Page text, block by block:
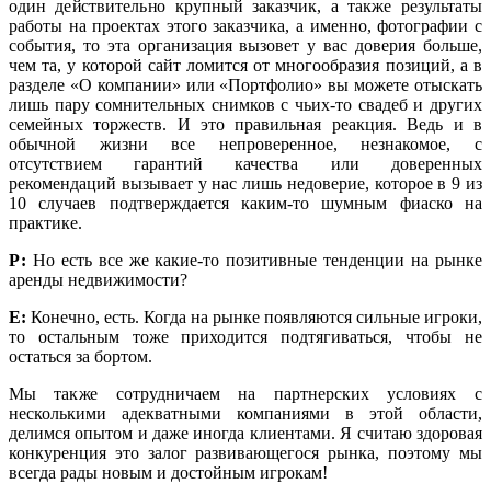
один действительно крупный заказчик, а также результаты
работы на проектах этого заказчика, а именно, фотографии с
события, то эта организация вызовет у вас доверия больше,
чем та, у которой сайт ломится от многообразия позиций, а в
разделе «О компании» или «Портфолио» вы можете отыскать
лишь пару сомнительных снимков с чьих-то свадеб и других
семейных торжеств. И это правильная реакция. Ведь и в
обычной жизни все непроверенное, незнакомое, с
отсутствием гарантий качества или доверенных
рекомендаций вызывает у нас лишь недоверие, которое в 9 из
10 случаев подтверждается каким-то шумным фиаско на
практике.
Р: Но есть все же какие-то позитивные тенденции на рынке
аренды недвижимости?
Е: Конечно, есть. Когда на рынке появляются сильные игроки,
то остальным тоже приходится подтягиваться, чтобы не
остаться за бортом.
Мы также сотрудничаем на партнерских условиях с
несколькими адекватными компаниями в этой области,
делимся опытом и даже иногда клиентами. Я считаю здоровая
конкуренция это залог развивающегося рынка, поэтому мы
всегда рады новым и достойным игрокам!